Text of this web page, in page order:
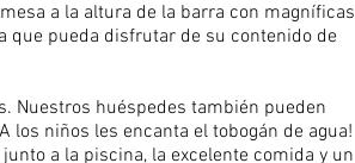
a la altura de la barra con magníficas
que pueda disfrutar de su contenido de
Nuestros huéspedes también pueden
los niños les encanta el tobogán de agua!
a la piscina, la excelente comida y un